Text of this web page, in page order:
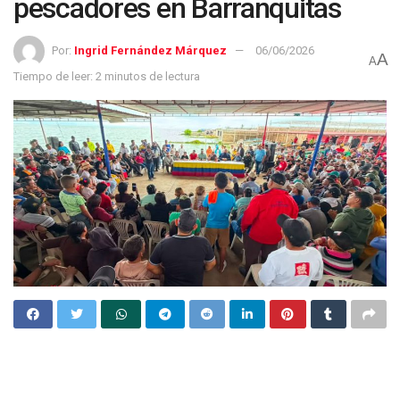
pescadores en Barranquitas
Por: Ingrid Fernández Márquez
06/06/2026
Tiempo de leer: 2 minutos de lectura
AA